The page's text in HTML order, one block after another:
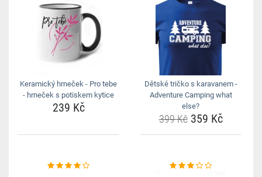
Keramický hrneček - Pro tebe
- hrneček s potiskem kytice
239 Kč
Dětské tričko s karavanem -
Adventure Camping what
else?
399 Kč359 Kč